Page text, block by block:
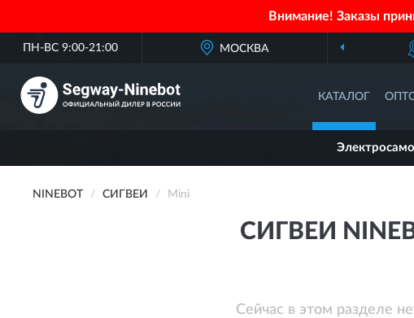
Внимание! Заказы
ПН-ВС 9:00-21:00 МОСКВА
КАТАЛОГ
NINEBOT СИГВЕИ Mini
СИГВЕИ
Сейчас в этом разделе